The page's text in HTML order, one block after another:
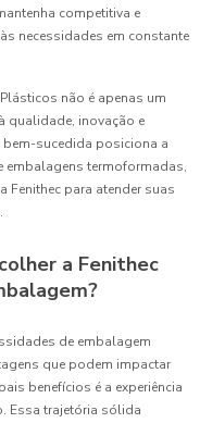
competitiva e
necessidades em constante
não é apenas um
qualidade, inovação e
sucedida posiciona a
embalagens termoformadas,
para atender suas
a Fenithec
de embalagem
que podem impactar
benefícios é a experiência
Essa trajetória sólida